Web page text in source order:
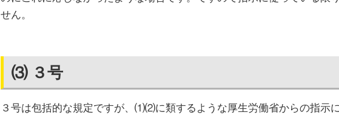
せん。
⑶ ３号
３号は包括的な規定ですが、⑴⑵に類するような厚生労働省からの指示